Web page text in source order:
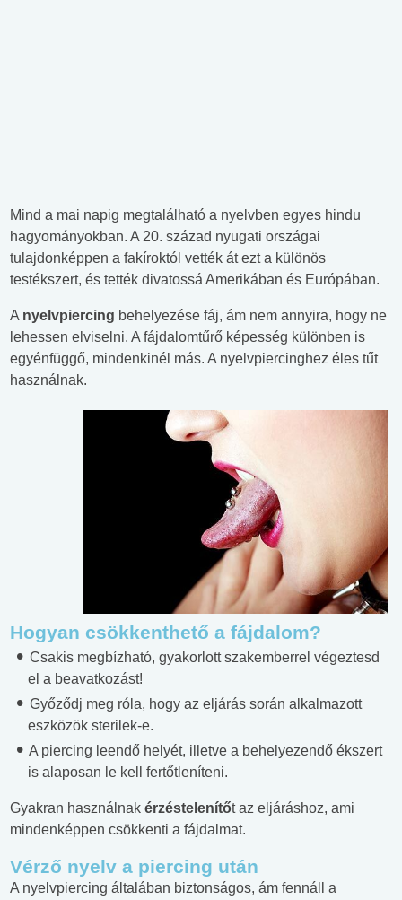
Mind a mai napig megtalálható a nyelvben egyes hindu
hagyományokban. A 20. század nyugati országai
tulajdonképpen a fakíroktól vették át ezt a különös
testékszert, és tették divatossá Amerikában és Európában.
A nyelvpiercing behelyezése fáj, ám nem annyira, hogy ne
lehessen elviselni. A fájdalomtűrő képesség különben is
egyénfüggő, mindenkinél más. A nyelvpiercinghez éles tűt
használnak.
Hogyan csökkenthető a fájdalom?
Csakis megbízható, gyakorlott szakemberrel végeztesd
el a beavatkozást!
Győződj meg róla, hogy az eljárás során alkalmazott
eszközök sterilek-e.
A piercing leendő helyét, illetve a behelyezendő ékszert
is alaposan le kell fertőtleníteni.
Gyakran használnak érzéstelenítőt az eljáráshoz, ami
mindenképpen csökkenti a fájdalmat.
Vérző nyelv a piercing után
A nyelvpiercing általában biztonságos, ám fennáll a